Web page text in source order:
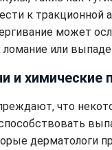
к тракционной
может
или
и химические
что
дерматологи